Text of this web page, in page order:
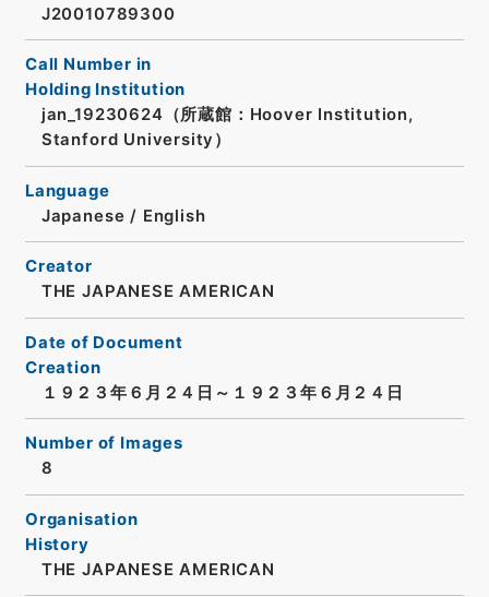
J20010789300
Call Number in
Holding Institution
jan_19230624（所蔵館：Hoover Institution,
Stanford University）
Language
Japanese / English
Creator
THE JAPANESE AMERICAN
Date of Document
Creation
１９２３年６月２４日～１９２３年６月２４日
Number of Images
8
Organisation
History
THE JAPANESE AMERICAN